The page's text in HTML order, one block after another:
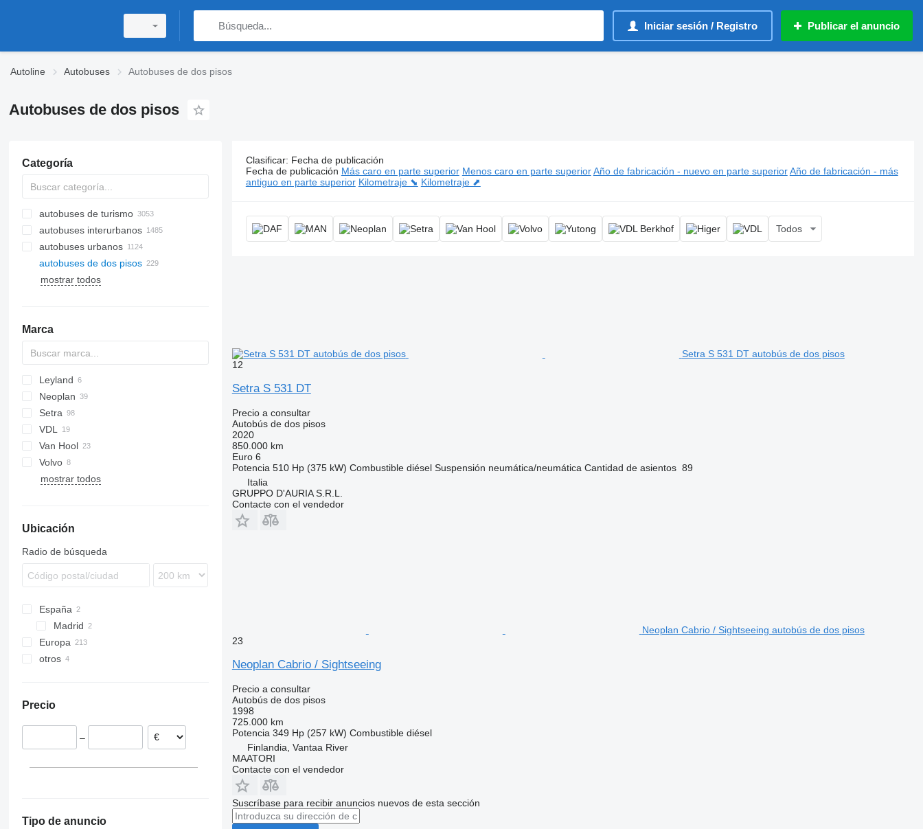
Iniciar sesión / Registro Publicar el anuncio
Autoline Autobuses Autobuses de dos pisos
Autobuses de dos pisos
Categoría
autobuses de turismo
autobuses interurbanos
autobuses urbanos
autobuses de dos pisos
mostrar todos
Marca
KLQ
Leyland
A-series
Neoplan
Cityliner
Megaliner
Skyliner
Setra
S-series
TopClass
Axial
VDL
Futura
Van Hool
Astromega
T-series
Volvo
B-series
ZK
mostrar todos
Ubicación
Radio de búsqueda
España
Madrid
Europa
Dinamarca
Países Bajos
otros
Precio
–
Tipo de anuncio
229 anuncios:Autobuses de dos pisos, bus de dos pisos, autocar de dos pisos
Clasificar: Fecha de publicación
Fecha de publicación Más caro en parte superior Menos caro en parte superior Año de fabricación - nuevo en parte superior Año de fabricación - más
antiguo en parte superior Kilometraje ⬊ Kilometraje ⬈
Todos
Setra S 531 DT autobús de dos pisos
12
Setra S 531 DT
Precio a consultar
Autobús de dos pisos
2020
850.000 km
Euro 6
Potencia 510 Hp (375 kW) Combustible diésel Suspensión neumática/neumática Cantidad de asientos 89
Italia
GRUPPO D'AURIA S.R.L.
Contacte con el vendedor
Neoplan Cabrio / Sightseeing autobús de dos pisos
23
Neoplan Cabrio / Sightseeing
Precio a consultar
Autobús de dos pisos
1998
725.000 km
Potencia 349 Hp (257 kW) Combustible diésel
Finlandia, Vantaa River
MAATORI
Contacte con el vendedor
Suscríbase para recibir anuncios nuevos de esta sección